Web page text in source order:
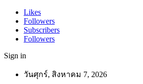
Likes
Followers
Subscribers
Followers
Sign in
วันศุกร์, สิงหาคม 7, 2026